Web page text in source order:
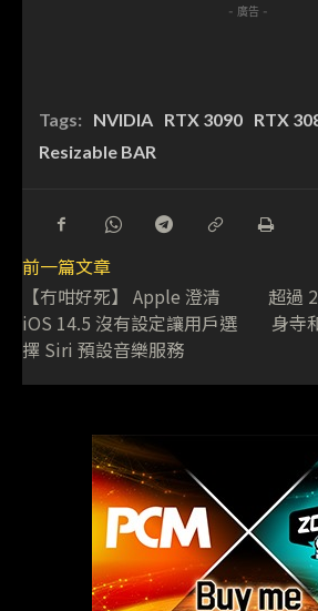
- 廣告 -
Tags: NVIDIA RTX 3090 RTX
Resizable BAR
前一篇文章
【冇咁好死】 Apple 澄清
iOS 14.5 沒有設定讓用戶選
擇 Siri 預設音樂服務
超過
身寺